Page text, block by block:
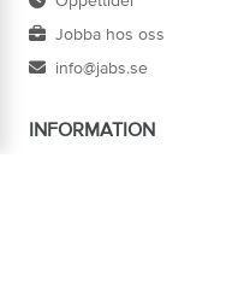
Jobba hos oss
info@jabs.se
INFORMATION